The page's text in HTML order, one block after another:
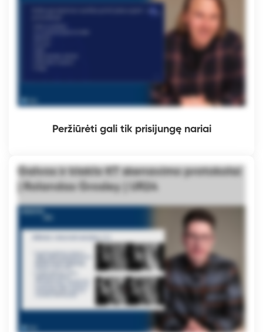
Peržiūrėti gali tik prisijungę nariai
Galvos ir kIaklo KT skenavimo protokolai
| Rolandas Grosley | UR24